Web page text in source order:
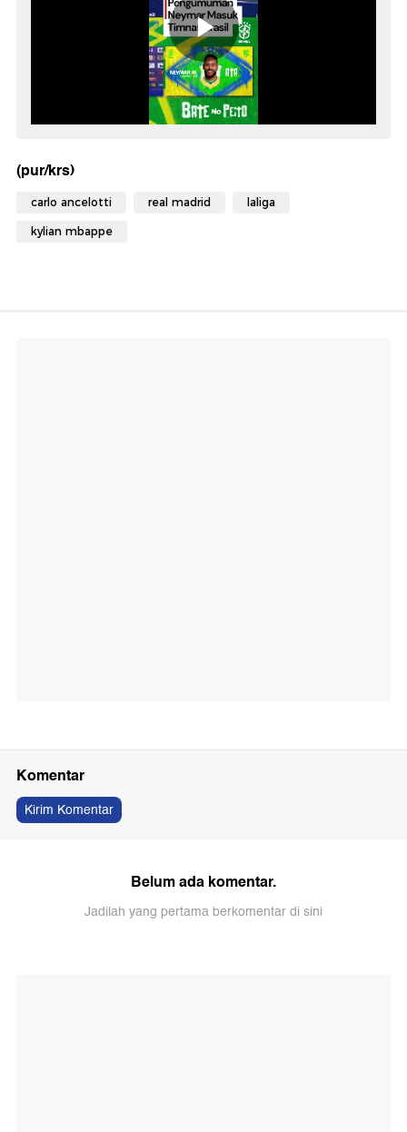
(pur/krs)
carlo ancelotti real madrid laliga
kylian mbappe
Komentar
Kirim Komentar
Belum ada komentar.
Jadilah yang pertama berkomentar di sini